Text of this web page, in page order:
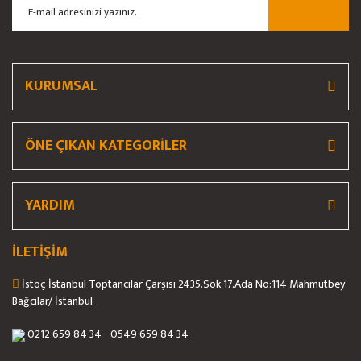
Ürün bilgilerinde hatalar bulunuyor.
Ürün fiyatı diğer sitelerden daha pahalı.
KURUMSAL
ÖNE ÇIKAN KATEGORİLER
YARDIM
İLETİŞİM
İstoç İstanbul Toptancılar Çarşısı 2435.Sok 17.Ada No:114 Mahmutbey
Bağcılar/ İstanbul
0212 659 84 34 - 0549 659 84 34